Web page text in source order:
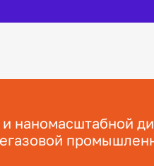
наномасштабной